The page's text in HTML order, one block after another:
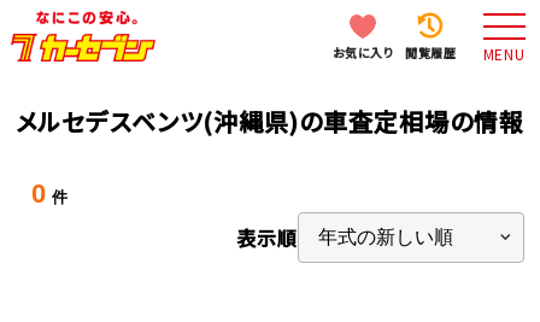
お気に入り 閲覧履歴 MENU
メルセデスベンツ(沖縄県)の車査定相場の情報
0 件
表示順